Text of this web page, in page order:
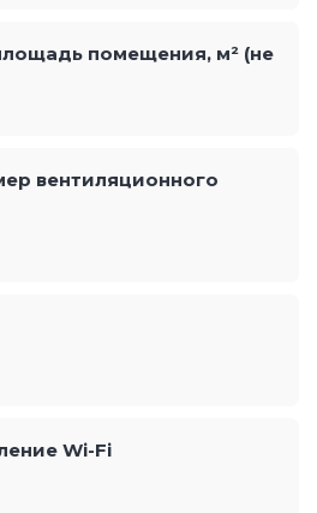
помещения, м² (не
вентиляционного
Wi-Fi